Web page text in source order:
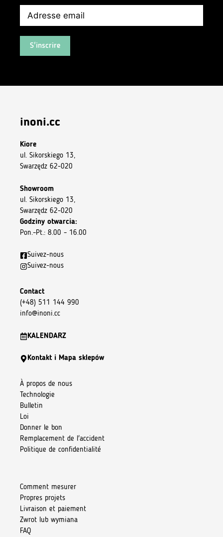
S'inscrire
inoni.cc
Kiore
ul. Sikorskiego 13,
Swarzędz 62-020
Showroom
ul. Sikorskiego 13,
Swarzędz 62-020
Godziny otwarcia:
Pon.–Pt.: 8.00 – 16.00
Suivez-nous
Suivez-nous
Contact
(+48) 511 144 990
info@inoni.cc
KALENDARZ
Kontakt i Mapa sklepów
À propos de nous
Technologie
Bulletin
Loi
Donner le bon
Remplacement de l'accident
Politique de confidentialité
Comment mesurer
Propres projets
Livraison et paiement
Zwrot lub wymiana
FAQ